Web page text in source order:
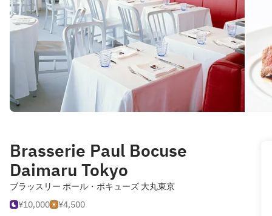
Brasserie Paul Bocuse
Daimaru Tokyo
ブラッスリー ポール・ボキューズ 大丸東京
¥10,000
¥4,500